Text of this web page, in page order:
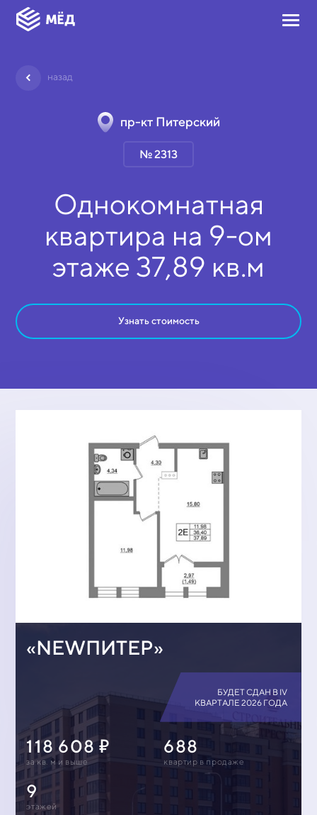
назад
пр-кт Питерский
№ 2313
Однокомнатная
квартира на 9-ом
этаже 37,89 кв.м
Узнать стоимость
«NEWПИТЕР»
БУДЕТ СДАН В IV
КВАРТАЛЕ 2026 ГОДА
118 608
за кв. м и выше
688
квартир в продаже
9
этажей